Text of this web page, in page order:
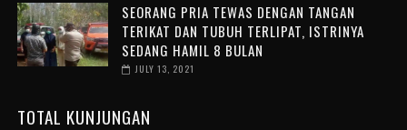
SEORANG PRIA TEWAS DENGAN TANGAN
TERIKAT DAN TUBUH TERLIPAT, ISTRINYA
SEDANG HAMIL 8 BULAN
JULY 13, 2021
TOTAL KUNJUNGAN